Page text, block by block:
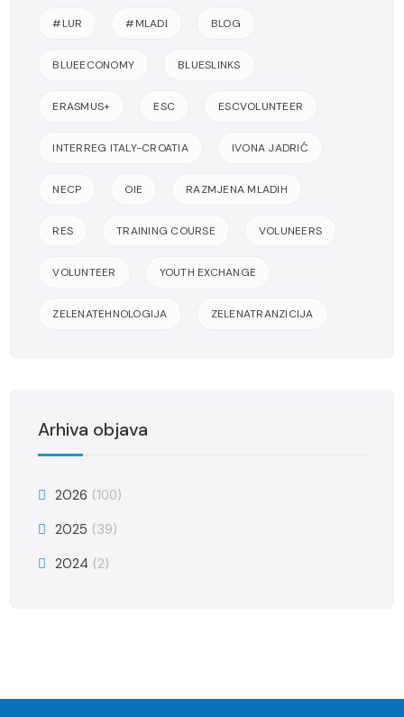
#LUR #MLADI BLOG
BLUEECONOMY BLUESLINKS
ERASMUS+ ESC ESCVOLUNTEER
INTERREG ITALY-CROATIA IVONA JADRIĆ
NECP OIE RAZMJENA MLADIH
RES TRAINING COURSE VOLUNEERS
VOLUNTEER YOUTH EXCHANGE
ZELENATEHNOLOGIJA ZELENATRANZICIJA
Arhiva objava
2026 (100)
2025 (39)
2024 (2)